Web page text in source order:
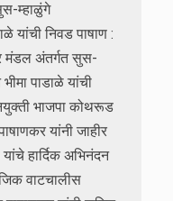
म्हाळुंगे
यांची निवड पाषाण :
मंडल अंतर्गत सुस-
पाडाळे यांची
भाजपा कोथरूड
यांनी जाहीर
हार्दिक अभिनंदन
वाटचालीस